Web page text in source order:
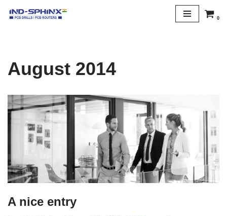
0
August 2014
A nice entry